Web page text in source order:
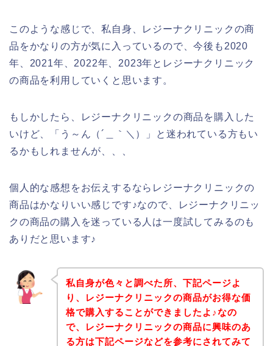
このような感じで、私自身、レジーナクリニックの商
品をかなりの方が気に入っているので、今後も2020
年、2021年、2022年、2023年とレジーナクリニック
の商品を利用していくと思います。
もしかしたら、レジーナクリニックの商品を購入した
いけど、「う～ん（´＿｀＼）」と迷われている方もい
るかもしれませんが、、、
個人的な感想をお伝えするならレジーナクリニックの
商品はかなりいい感じです♪なので、レジーナクリニッ
クの商品の購入を迷っている人は一度試してみるのも
ありだと思います♪
私自身が色々と調べた所、下記ページよ
り、レジーナクリニックの商品がお得な価
格で購入することができましたよ♪なの
で、レジーナクリニックの商品に興味のあ
る方は下記ページなどを参考にされてみて